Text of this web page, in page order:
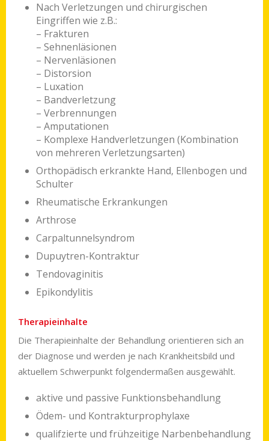
Nach Verletzungen und chirurgischen
Eingriffen wie z.B.:
– Frakturen
– Sehnenläsionen
– Nervenläsionen
– Distorsion
– Luxation
– Bandverletzung
– Verbrennungen
– Amputationen
– Komplexe Handverletzungen (Kombination
von mehreren Verletzungsarten)
Orthopädisch erkrankte Hand, Ellenbogen und
Schulter
Rheumatische Erkrankungen
Arthrose
Carpaltunnelsyndrom
Dupuytren-Kontraktur
Tendovaginitis
Epikondylitis
Therapieinhalte
Die Therapieinhalte der Behand­lung orien­tieren sich an
der Dia­gnose und werden je nach Krankheits­bild und
aktu­ellem Schwer­punkt folgen­der­maßen ausgewählt.
aktive und passive Funktionsbehandlung
Ödem- und Kontrakturprophylaxe
qualifzierte und frühzeitige Narbenbehandlung